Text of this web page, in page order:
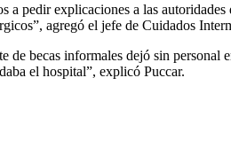
pedir explicaciones a las
agregó el jefe de Cuidados
de becas informales dejó sin
el hospital”, explicó Puccar.